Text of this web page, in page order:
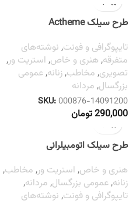
طرح سیلک Actheme
تایپوگرافی و فونت, نوشته‌های
متفرقه, هنری و خاص, استریت ور,
تصویری, مخاطب,زنانه,عمومی
بزرگسال, مردانه
SKU:000876-14091200
290,000تومان
طرح سیلک اتومبیلرانی
هنری و خاص, استریت ور, مخاطب,
زنانه,عمومی بزرگسال, مردانه,
تایپوگرافی و فونت, نوشته‌های